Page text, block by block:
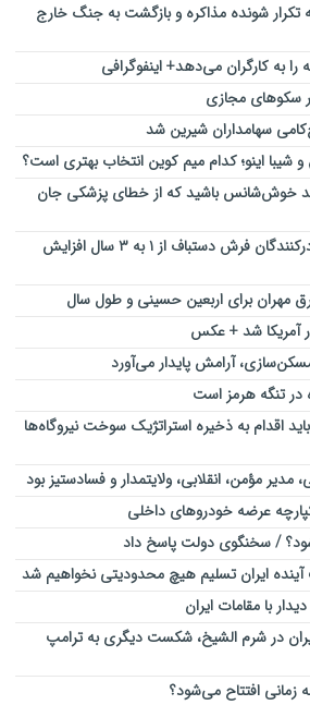
تکرار شونده مذاکره و بازگشت به جنگ خارج
به کارگران می‌دهد+ اینفوگرافی
سکوهای مجازی
سهامداران شیرین شد
شیبا اینو؛ کدام میم‌ کوین انتخاب بهتری است؟
خوش‌شانس باشید که از خطای پزشکی جان
مهلت رفع تعهد ارزی صادرکنندگان فرش دستباف از ۱ به ۳ سال افزایش
مهران برای اربعین حسینی و طول سال
آمریکا شد + عکس
آرامش پایدار می‌آورد
در تنگه هرمز است
۶ ماه قبل باید اقدام به ذخیره استراتژیک سوخت نیروگاه‌ها
مؤمن، انقلابی، ولایتمدار و فسادستیز بود
عرضه خودروهای داخلی
ایران تسلیم هیچ محدودیتی نخواهیم شد
با مقامات ایران
در شرم الشیخ، شکست دیگری به ترامپ
زمانی افتتاح می‌شود؟